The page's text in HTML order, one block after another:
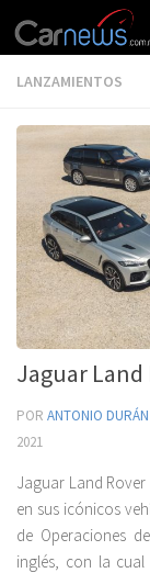
LANZAMIENTOS
Jaguar Land
POR ANTONIO DURÁN
2021
Jaguar Land
en sus icónicos
de Operaciones
inglés, con la cual